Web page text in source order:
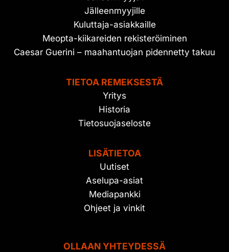
Jälleenmyyjille
Kuluttaja-asiakkaille
Meopta-kiikareiden rekisteröiminen
Caesar Guerini – maahantuojan pidennetty takuu
TIETOA REMEKSESTÄ
Yritys
Historia
Tietosuojaseloste
LISÄTIETOA
Uutiset
Aselupa-asiat
Mediapankki
Ohjeet ja vinkit
OLLAAN YHTEYDESSÄ